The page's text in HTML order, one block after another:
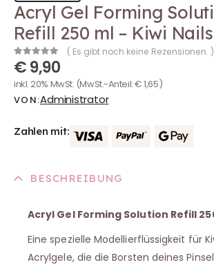
Acryl Gel Forming
Refill 250 ml – Kiwi Nails
0out of 5
( Es gibt noch keine Rezensionen. )
€9,90
inkl. 20% MwSt. (MwSt.-Anteil:€1,65)
VON:Administrator
Zahlen mit:
BESCHREIBUNG
Acryl Gel Forming Solution Refill
Eine spezielle Modellierflüssigkeit für
Acrylgele, die die Borsten deines